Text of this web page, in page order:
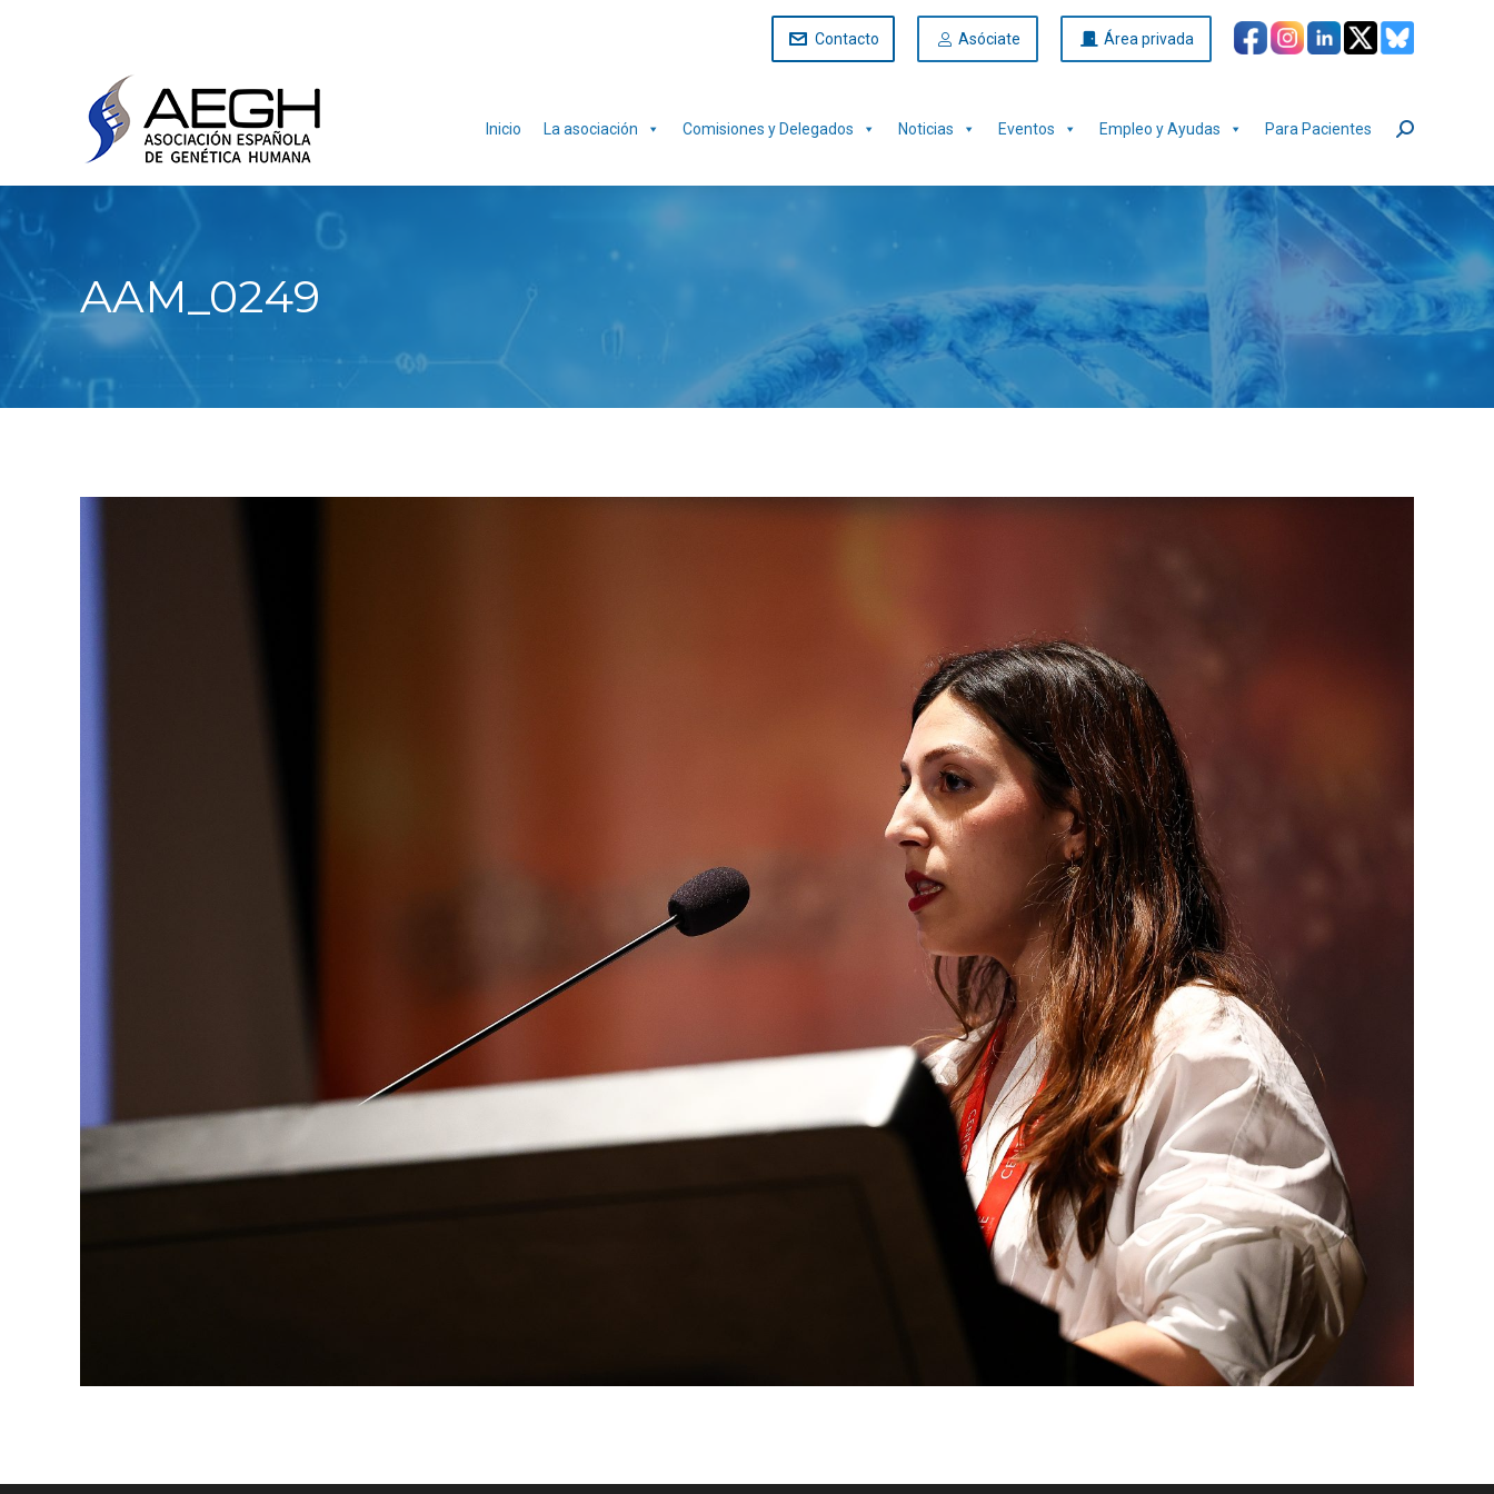
Contacto Asóciate Área privada
Inicio La asociación Comisiones y Delegados Noticias Eventos Empleo y Ayudas Para Pacientes Buscar:
AAM_0249